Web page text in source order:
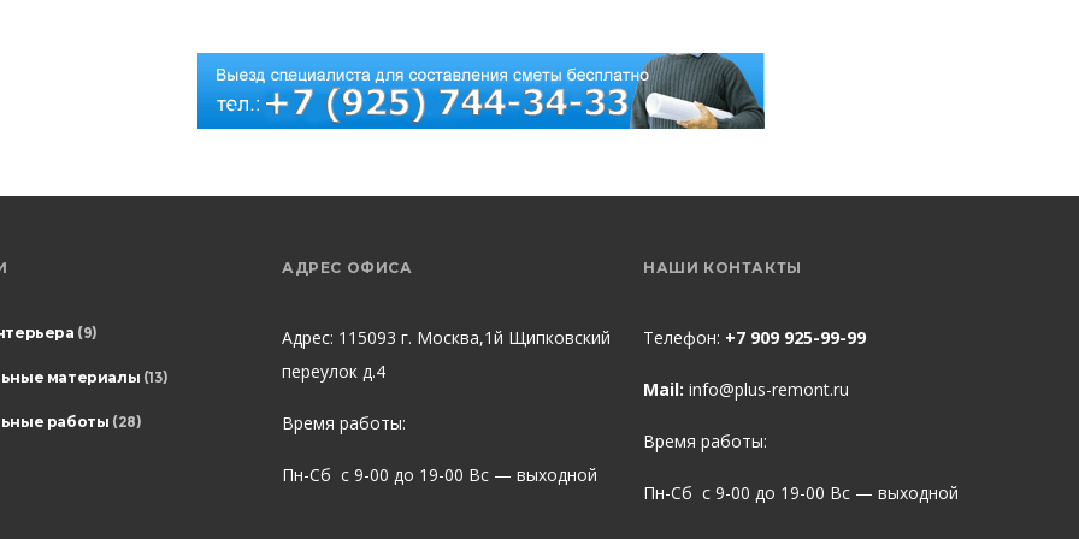
(9)
материалы (13)
работы (28)
АДРЕС ОФИСА
Адрес: 115093 г. Москва,1й Щипковский
переулок д.4
Время работы:
Пн-Сб с 9-00 до 19-00 Вс — выходной
НАШИ КОНТАКТЫ
Телефон: +7 909 925-99-99
Mail: info@plus-remont.ru
Время работы:
Пн-Сб с 9-00 до 19-00 Вс — выходной